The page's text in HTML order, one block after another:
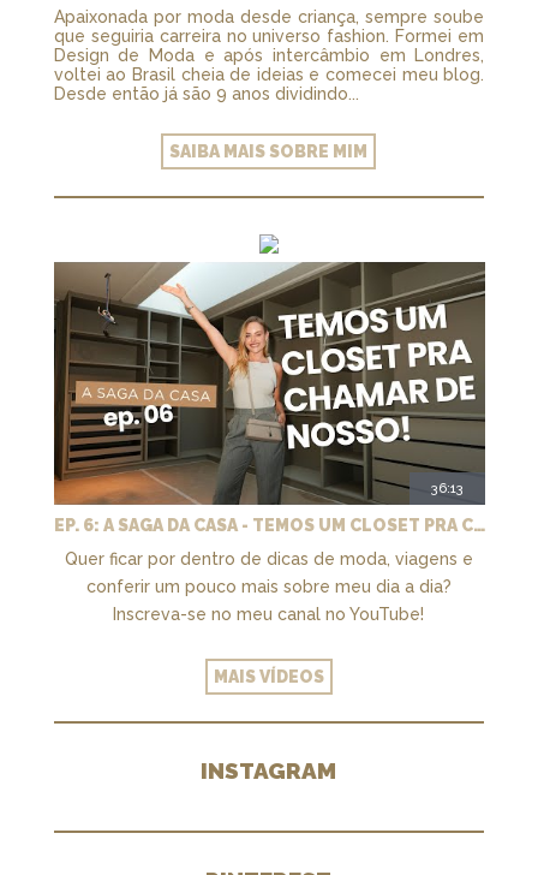
Apaixonada por moda desde criança, sempre soube
que seguiria carreira no universo fashion. Formei em
Design de Moda e após intercâmbio em Londres,
voltei ao Brasil cheia de ideias e comecei meu blog.
Desde então já são 9 anos dividindo...
SAIBA MAIS SOBRE MIM
36:13
EP. 6: A SAGA DA CASA - TEMOS UM CLOSET PRA CHAMAR DE NOSSO + MARCENARIA E PAISAGISMO
Quer ficar por dentro de dicas de moda, viagens e
conferir um pouco mais sobre meu dia a dia?
Inscreva-se no meu canal no YouTube!
MAIS VÍDEOS
INSTAGRAM